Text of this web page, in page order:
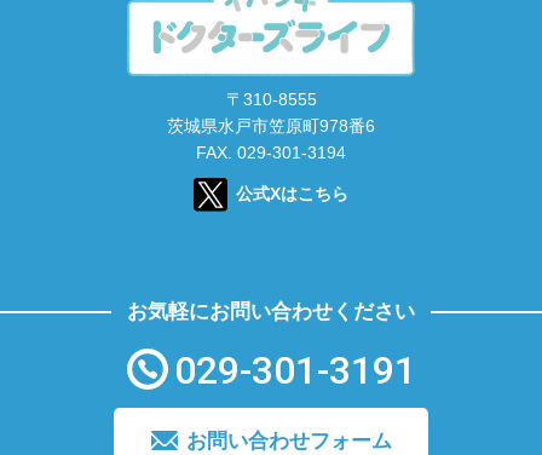
〒310-8555
茨城県水戸市笠原町978番6
FAX. 029-301-3194
公式Xはこちら
お気軽にお問い合わせください
029-301-3191
お問い合わせフォーム